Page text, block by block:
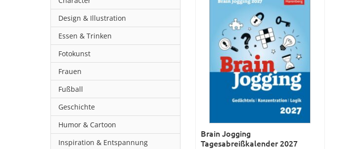
Design & Illustration
Essen & Trinken
Fotokunst
Frauen
Fußball
Geschichte
Humor & Cartoon
Inspiration & Entspannung
Brain Jogging
Tagesabreißkalender 2027